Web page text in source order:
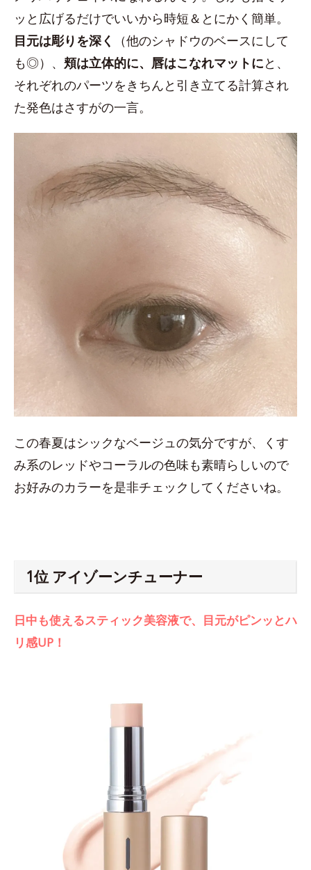
ッと広げるだけでいいから時短＆とにかく簡単。
目元は彫りを深く
（他のシャドウのベースにして
も◎）、 頬は立体的に、唇はこなれマットにと、
それぞれのパーツをきちんと引き立てる計算され
た発色はさすがの一言。
この春夏はシックなベージュの気分ですが、くす
み系のレッドやコーラルの色味も素晴らしいので
お好みのカラーを是非チェックしてくださいね。
1位 アイゾーンチューナー
日中も使えるスティック美容液で、目元がピンッとハ
リ感UP！